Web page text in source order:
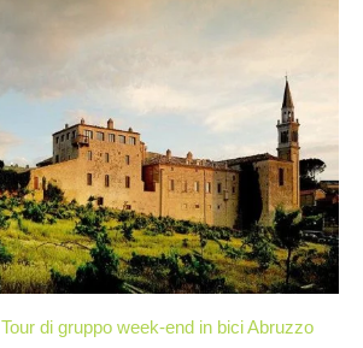
Tour di gruppo week-end in bici Abruzzo